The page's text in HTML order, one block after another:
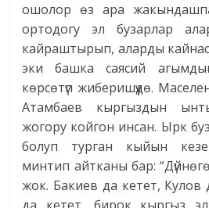
ошолор өз ара
ортодогу эл бузарлар
кайраштырып, аларды
эки башка саясий
көрсөтүп жиберишүүдө.
Атамбаев кыргыздын
жогору койгон инсан. Ырк
болуп турган кыйын
минтип айтканы бар:
жок. Бакиев да кетет, Кулов